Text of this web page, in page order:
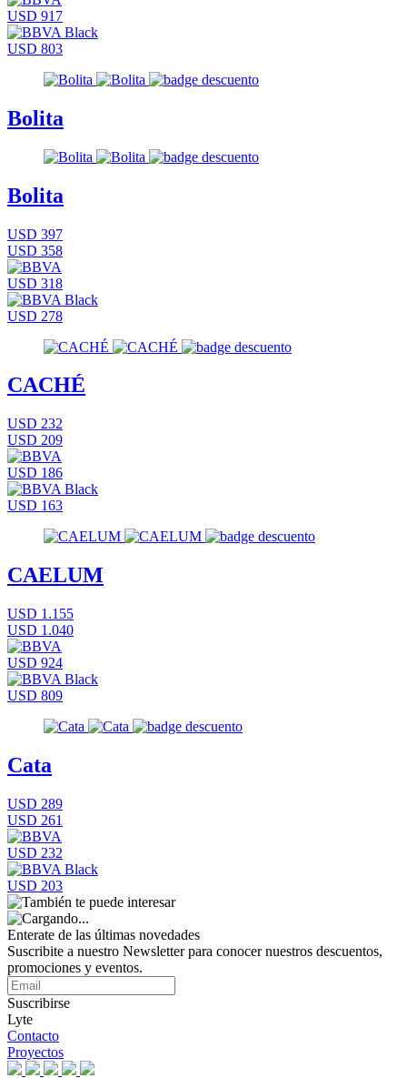
USD 917
USD 803
Bolita
Bolita
USD 397
USD 358
USD 318
USD 278
CACHÉ
USD 232
USD 209
USD 186
USD 163
CAELUM
USD 1.155
USD 1.040
USD 924
USD 809
Cata
USD 289
USD 261
USD 232
USD 203
Enterate de las últimas novedades
Suscribite a nuestro Newsletter para conocer nuestros descuentos,
promociones y eventos.
Suscribirse
Lyte
Contacto
Proyectos